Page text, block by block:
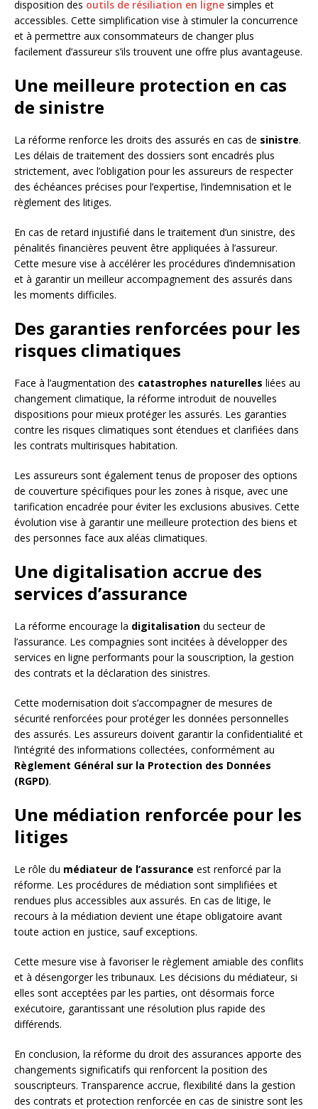
disposition des outils de résiliation en ligne simples et
accessibles. Cette simplification vise à stimuler la concurrence
et à permettre aux consommateurs de changer plus
facilement d’assureur s’ils trouvent une offre plus avantageuse.
Une meilleure protection en cas
de sinistre
La réforme renforce les droits des assurés en cas de sinistre.
Les délais de traitement des dossiers sont encadrés plus
strictement, avec l’obligation pour les assureurs de respecter
des échéances précises pour l’expertise, l’indemnisation et le
règlement des litiges.
En cas de retard injustifié dans le traitement d’un sinistre, des
pénalités financières peuvent être appliquées à l’assureur.
Cette mesure vise à accélérer les procédures d’indemnisation
et à garantir un meilleur accompagnement des assurés dans
les moments difficiles.
Des garanties renforcées pour les
risques climatiques
Face à l’augmentation des catastrophes naturelles liées au
changement climatique, la réforme introduit de nouvelles
dispositions pour mieux protéger les assurés. Les garanties
contre les risques climatiques sont étendues et clarifiées dans
les contrats multirisques habitation.
Les assureurs sont également tenus de proposer des options
de couverture spécifiques pour les zones à risque, avec une
tarification encadrée pour éviter les exclusions abusives. Cette
évolution vise à garantir une meilleure protection des biens et
des personnes face aux aléas climatiques.
Une digitalisation accrue des
services d’assurance
La réforme encourage la digitalisation du secteur de
l’assurance. Les compagnies sont incitées à développer des
services en ligne performants pour la souscription, la gestion
des contrats et la déclaration des sinistres.
Cette modernisation doit s’accompagner de mesures de
sécurité renforcées pour protéger les données personnelles
des assurés. Les assureurs doivent garantir la confidentialité et
l’intégrité des informations collectées, conformément au
Règlement Général sur la Protection des Données
(RGPD).
Une médiation renforcée pour les
litiges
Le rôle du médiateur de l’assurance est renforcé par la
réforme. Les procédures de médiation sont simplifiées et
rendues plus accessibles aux assurés. En cas de litige, le
recours à la médiation devient une étape obligatoire avant
toute action en justice, sauf exceptions.
Cette mesure vise à favoriser le règlement amiable des conflits
et à désengorger les tribunaux. Les décisions du médiateur, si
elles sont acceptées par les parties, ont désormais force
exécutoire, garantissant une résolution plus rapide des
différends.
En conclusion, la réforme du droit des assurances apporte des
changements significatifs qui renforcent la position des
souscripteurs. Transparence accrue, flexibilité dans la gestion
des contrats et protection renforcée en cas de sinistre sont les